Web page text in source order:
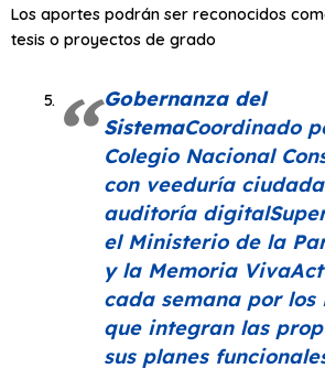
Los aportes podrán ser reconocidos
tesis o proyectos de grado
Gobernanza del
SistemaCoordinado
Colegio Nacional
con veeduría
auditoría
el Ministerio de la
y la Memoria
cada semana por los
que integran las
sus planes